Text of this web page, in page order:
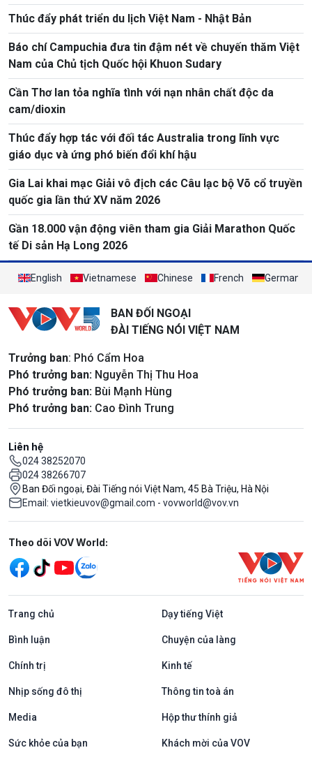
Thúc đẩy phát triển du lịch Việt Nam - Nhật Bản
Báo chí Campuchia đưa tin đậm nét về chuyến thăm Việt
Nam của Chủ tịch Quốc hội Khuon Sudary
Cần Thơ lan tỏa nghĩa tình với nạn nhân chất độc da
cam/dioxin
Thúc đẩy hợp tác với đối tác Australia trong lĩnh vực
giáo dục và ứng phó biến đổi khí hậu
Gia Lai khai mạc Giải vô địch các Câu lạc bộ Võ cổ truyền
quốc gia lần thứ XV năm 2026
Gần 18.000 vận động viên tham gia Giải Marathon Quốc
tế Di sản Hạ Long 2026
English Vietnamese Chinese French German
BAN ĐỐI NGOẠI
ĐÀI TIẾNG NÓI VIỆT NAM
Trưởng ban: Phó Cẩm Hoa
Phó trưởng ban: Nguyễn Thị Thu Hoa
Phó trưởng ban: Bùi Mạnh Hùng
Phó trưởng ban: Cao Đình Trung
Liên hệ
024 38252070
024 38266707
Ban Đối ngoại, Đài Tiếng nói Việt Nam, 45 Bà Triệu, Hà Nội
Email: vietkieuvov@gmail.com - vovworld@vov.vn
Mạng xã hội
Theo dõi VOV World:
Trang chủ Dạy tiếng Việt
Bình luận Chuyện của làng
Chính trị Kinh tế
Nhịp sống đô thị Thông tin toà án
Media Hộp thư thính giả
Sức khỏe của bạn Khách mời của VOV